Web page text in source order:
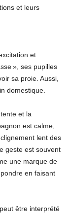
et leurs
et
», ses pupilles
sa proie. Aussi,
domestique.
et la
est calme,
lent des
geste est souvent
une marque de
en faisant
être interprété